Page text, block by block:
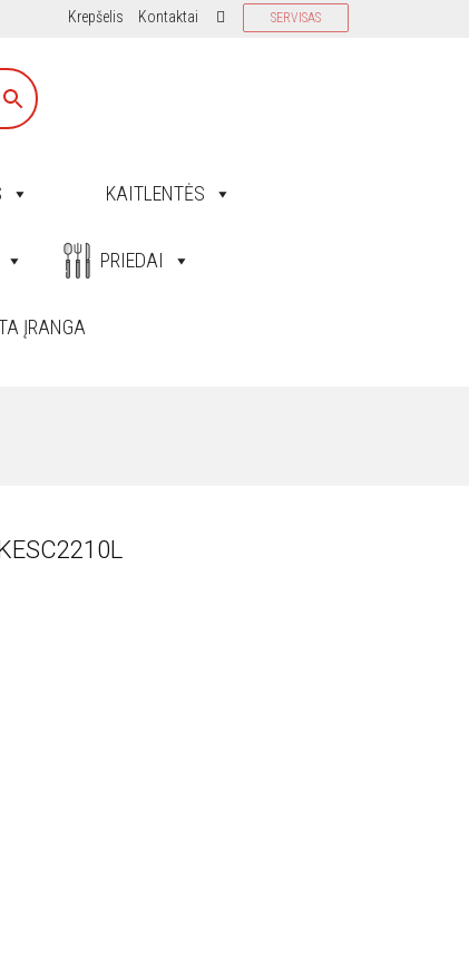
SERVISAS
Kontaktai
Krepšelis
KAITLENTĖS
PRIEDAI
ĮRANGA